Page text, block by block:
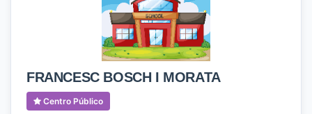
FRANCESC BOSCH I MORATA
Centro Público